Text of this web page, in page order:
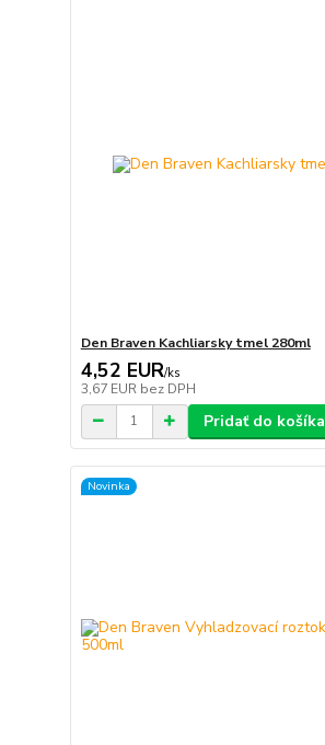
Den Braven Kachliarsky tmel 280ml
4,52 EUR/ks
3,67 EUR bez DPH
Pridať do košíka
Novinka